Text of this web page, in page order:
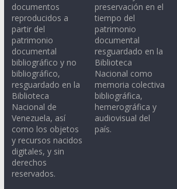
documentos
reproducidos a
partir del
patrimonio
documental
bibliográfico y no
bibliográfico,
resguardado en la
Biblioteca
Nacional de
Venezuela, así
como los objetos
y recursos nacidos
digitales, y sin
derechos
reservados.
preservación en el
tiempo del
patrimonio
documental
resguardado en la
Biblioteca
Nacional como
memoria colectiva
bibliográfica,
hemerográfica y
audiovisual del
país.